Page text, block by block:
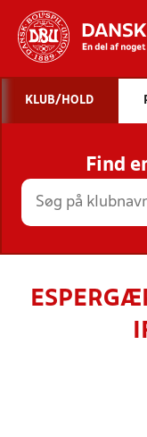
KLUB/HOLD
Find